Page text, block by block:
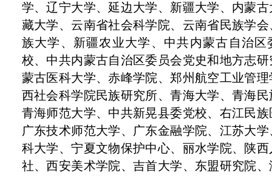
学、辽宁大学、延边大学、新疆大学、内蒙
藏大学、云南省社会科学院、云南省民族学
族大学、新疆农业大学、中共内蒙古自治区
校、中共内蒙古自治区委员会党史和地方志
蒙古医科大学、赤峰学院、郑州航空工业管
西社会科学院民族研究所、青海大学、青海
青海师范大学、中共新晃县委党校、右江民
广东技术师范大学、广东金融学院、江苏大
科大学、宁夏文物保护中心、丽水学院、陕
社、西安美术学院、吉首大学、东盟研究院